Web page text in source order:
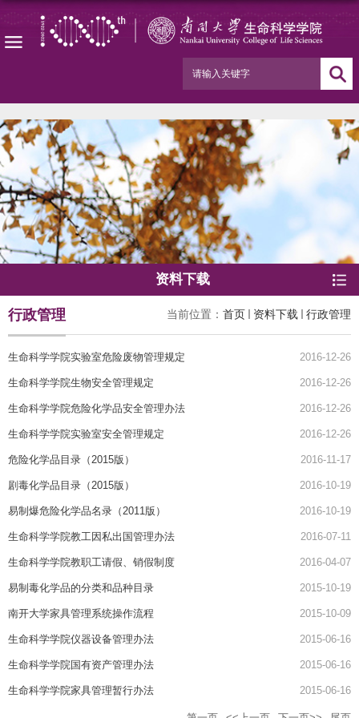
资料下载
当前位置： 首页 资料下载 行政管理
行政管理
生命科学学院实验室危险废物管理规定 2016-12-26
生命科学学院生物安全管理规定 2016-12-26
生命科学学院危险化学品安全管理办法 2016-12-26
生命科学学院实验室安全管理规定 2016-12-26
危险化学品目录（2015版） 2016-11-17
剧毒化学品目录（2015版） 2016-10-19
易制爆危险化学品名录（2011版） 2016-10-19
生命科学学院教工因私出国管理办法 2016-07-11
生命科学学院教职工请假、销假制度 2016-04-07
易制毒化学品的分类和品种目录 2015-10-19
南开大学家具管理系统操作流程 2015-10-09
生命科学学院仪器设备管理办法 2015-06-16
生命科学学院国有资产管理办法 2015-06-16
生命科学学院家具管理暂行办法 2015-06-16